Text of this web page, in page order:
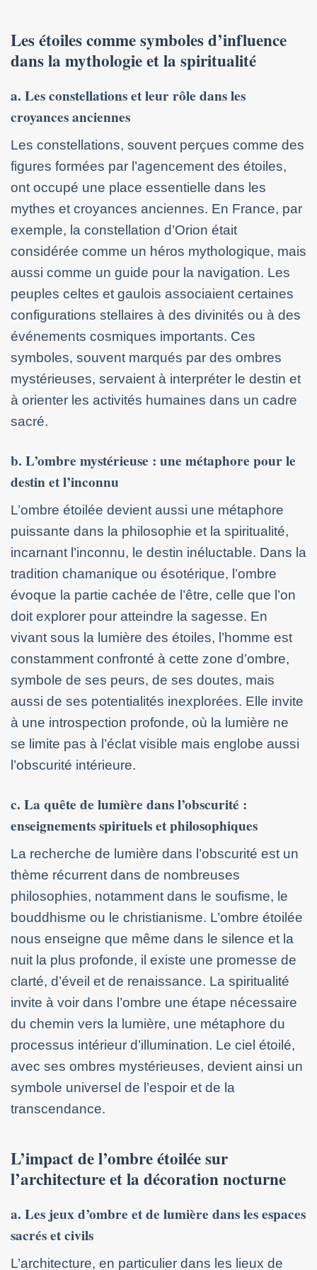
Les étoiles comme symboles d’influence
dans la mythologie et la spiritualité
a. Les constellations et leur rôle dans les
croyances anciennes
Les constellations, souvent perçues comme des
figures formées par l’agencement des étoiles,
ont occupé une place essentielle dans les
mythes et croyances anciennes. En France, par
exemple, la constellation d’Orion était
considérée comme un héros mythologique, mais
aussi comme un guide pour la navigation. Les
peuples celtes et gaulois associaient certaines
configurations stellaires à des divinités ou à des
événements cosmiques importants. Ces
symboles, souvent marqués par des ombres
mystérieuses, servaient à interpréter le destin et
à orienter les activités humaines dans un cadre
sacré.
b. L’ombre mystérieuse : une métaphore pour le
destin et l’inconnu
L’ombre étoilée devient aussi une métaphore
puissante dans la philosophie et la spiritualité,
incarnant l’inconnu, le destin inéluctable. Dans la
tradition chamanique ou ésotérique, l’ombre
évoque la partie cachée de l’être, celle que l’on
doit explorer pour atteindre la sagesse. En
vivant sous la lumière des étoiles, l’homme est
constamment confronté à cette zone d’ombre,
symbole de ses peurs, de ses doutes, mais
aussi de ses potentialités inexplorées. Elle invite
à une introspection profonde, où la lumière ne
se limite pas à l’éclat visible mais englobe aussi
l’obscurité intérieure.
c. La quête de lumière dans l’obscurité :
enseignements spirituels et philosophiques
La recherche de lumière dans l’obscurité est un
thème récurrent dans de nombreuses
philosophies, notamment dans le soufisme, le
bouddhisme ou le christianisme. L’ombre étoilée
nous enseigne que même dans le silence et la
nuit la plus profonde, il existe une promesse de
clarté, d’éveil et de renaissance. La spiritualité
invite à voir dans l’ombre une étape nécessaire
du chemin vers la lumière, une métaphore du
processus intérieur d’illumination. Le ciel étoilé,
avec ses ombres mystérieuses, devient ainsi un
symbole universel de l’espoir et de la
transcendance.
L’impact de l’ombre étoilée sur
l’architecture et la décoration nocturne
a. Les jeux d’ombre et de lumière dans les espaces
sacrés et civils
L’architecture, en particulier dans les lieux de